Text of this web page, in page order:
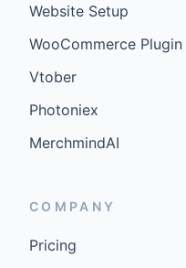
Website Setup
WooCommerce Plugin
Vtober
Photoniex
MerchmindAI
COMPANY
Pricing